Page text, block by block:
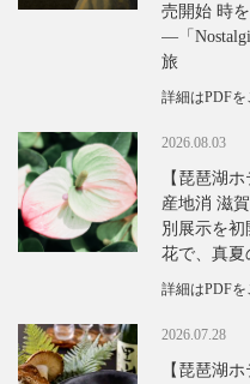
売開始 時
―「
旅
詳細はPDF
2026.08.03
【琵琶湖
産地消 滋
別展示を初
花で、真夏
詳細はPDF
2026.07.28
【琵琶湖